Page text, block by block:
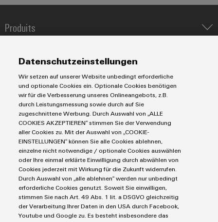
Produits
Blocs de jonction enfichables pour circuit imprimé
Commandes et Edge
Outils d'ingénierie et de visualisation
Outils professionnels
Solutions
Automatisation décentralisée
Solutions de gestion énergétique
IoT industriel
E-mobilité
Énergie photovoltaïque
Smart Cabinet Building
Solutions Workplace
Service
Rails de raccordement équipés
Boîtiers modifiés et équipés
Service de livraison rapide
Conseils en matière de connectivité
Weidmüller Configurator
Données techniques
eShop
Marchés et industries
Machine et Automatisation d'usines
Énergie
Transport
Fabricant d'équipements
Process
Distribution
Réseau de partenaires IIoT et automatisation
Conditions générales
Politique de confidentialité
Mentions légales
Contacts e-mail
Politique relative aux cookies
Datenschutzeinstellungen
Wir setzen auf unserer Website unbedingt erforderliche
und optionale Cookies ein. Optionale Cookies benötigen
wir für die Verbesserung unseres Onlineangebots, z.B.
durch Leistungsmessung sowie durch auf Sie
zugeschnittene Werbung. Durch Auswahl von „ALLE
COOKIES AKZEPTIEREN“ stimmen Sie der Verwendung
aller Cookies zu. Mit der Auswahl von „COOKIE-
EINSTELLUNGEN“ können Sie alle Cookies ablehnen,
einzelne nicht notwendige / optionale Cookies auswählen
oder Ihre einmal erklärte Einwilligung durch abwählen von
Cookies jederzeit mit Wirkung für die Zukunft widerrufen.
Durch Auswahl von „alle ablehnen“ werden nur unbedingt
erforderliche Cookies genutzt. Soweit Sie einwilligen,
stimmen Sie nach Art. 49 Abs. 1 lit. a DSGVO gleichzeitig
der Verarbeitung Ihrer Daten in den USA durch Facebook,
Youtube und Google zu. Es besteht insbesondere das